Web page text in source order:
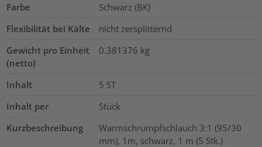
Farbe
Schwarz (BK)
Flexibilität bei Kälte
nicht zersplitternd
Gewicht pro Einheit
(netto)
0.381376 kg
Inhalt 5 ST
Inhalt per
Stück
Kurzbeschreibung
Warmschrumpfschlauch 3:1 (95/30
mm), 1m, schwarz, 1 m (5 Stk.)